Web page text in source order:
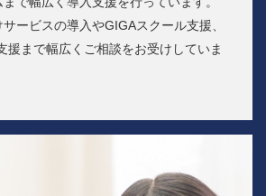
ービスの導入やGIGAスクール支援、
援まで幅広くご相談をお受けしていま